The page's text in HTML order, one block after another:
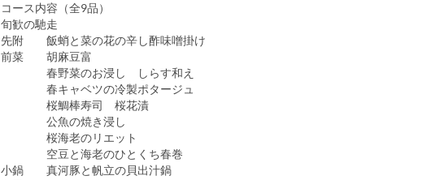
コース内容（全9品）
旬歓の馳走
先附 飯蛸と菜の花の辛し酢味噌掛け
前菜 胡麻豆富
春野菜のお浸し しらす和え
春キャベツの冷製ポタージュ
桜鯛棒寿司 桜花漬
公魚の焼き浸し
桜海老のリエット
空豆と海老のひとくち春巻
小鍋 真河豚と帆立の貝出汁鍋